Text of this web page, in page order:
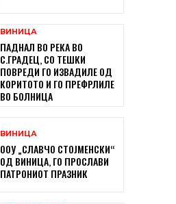
ВИНИЦА
ПАДНАЛ ВО РЕКА ВО
С.ГРАДЕЦ, СО ТЕШКИ
ПОВРЕДИ ГО ИЗВАДИЛЕ ОД
КОРИТОТО И ГО ПРЕФРЛИЛЕ
ВО БОЛНИЦА
ВИНИЦА
ООУ „СЛАВЧО СТОЈМЕНСКИ“
ОД ВИНИЦА, ГО ПРОСЛАВИ
ПАТРОНИОТ ПРАЗНИК